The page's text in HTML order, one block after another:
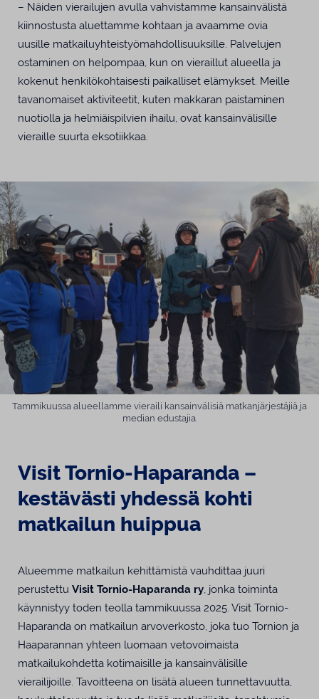
– Näiden vierailujen avulla vahvistamme kansainvälistä
kiinnostusta aluettamme kohtaan ja avaamme ovia
uusille matkailuyhteistyömahdollisuuksille. Palvelujen
ostaminen on helpompaa, kun on vieraillut alueella ja
kokenut henkilökohtaisesti paikalliset elämykset. Meille
tavanomaiset aktiviteetit, kuten makkaran paistaminen
nuotiolla ja helmiäispilvien ihailu, ovat kansainvälisille
vieraille suurta eksotiikkaa.
Tammikuussa alueellamme vieraili kansainvälisiä matkanjärjestäjiä ja
median edustajia.
Visit Tornio-Haparanda –
kestävästi yhdessä kohti
matkailun huippua
Alueemme matkailun kehittämistä vauhdittaa juuri
perustettu Visit Tornio-Haparanda ry , jonka toiminta
käynnistyy toden teolla tammikuussa 2025. Visit Tornio-
Haparanda on matkailun arvoverkosto, joka tuo Tornion ja
Haaparannan yhteen luomaan vetovoimaista
matkailukohdetta kotimaisille ja kansainvälisille
vierailijoille. Tavoitteena on lisätä alueen tunnettavuutta,